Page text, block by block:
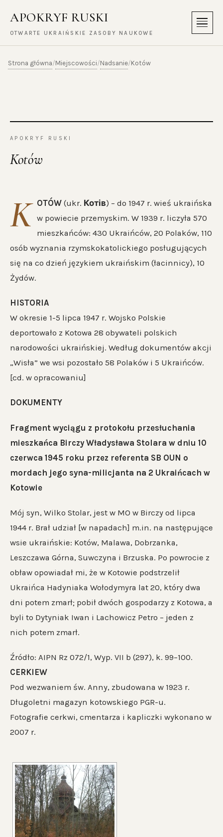
APOKRYF RUSKI
OTWARTE UKRAIŃSKIE ZASOBY NAUKOWE
Menu
Strona główna/Miejscowości/Nadsanie/Kotów
APOKRYF RUSKI
Kotów
K OTÓW (ukr. Котів) – do 1947 r. wieś ukraińska
w powiecie przemyskim. W 1939 r. liczyła 570
mieszkańców: 430 Ukraińców, 20 Polaków, 110
osób wyznania rzymskokatolickiego posługujących
się na co dzień językiem ukraińskim (łacinnicy), 10
Żydów.
HISTORIA
W okresie 1-5 lipca 1947 r. Wojsko Polskie
deportowało z Kotowa 28 obywateli polskich
narodowości ukraińskiej. Według dokumentów akcji
„Wisła” we wsi pozostało 58 Polaków i 5 Ukraińców.
[cd. w opracowaniu]
DOKUMENTY
Fragment wyciągu z protokołu przesłuchania
mieszkańca Birczy Władysława Stolara w dniu 10
czerwca 1945 roku przez referenta SB OUN o
mordach jego syna-milicjanta na 2 Ukraińcach w
Kotowie
Mój syn, Wilko Stolar, jest w MO w Birczy od lipca
1944 r. Brał udział [w napadach] m.in. na następujące
wsie ukraińskie: Kotów, Malawa, Dobrzanka,
Leszczawa Górna, Suwczyna i Brzuska. Po powrocie z
obław opowiadał mi, że w Kotowie podstrzelił
Ukraińca Hadyniaka Wołodymyra lat 20, który dwa
dni potem zmarł; pobił dwóch gospodarzy z Kotowa, a
byli to Dytyniak Iwan i Lachowicz Petro – jeden z
nich potem zmarł.
Źródło: AIPN Rz 072/1, Wyp. VII b (297), k. 99–100.
CERKIEW
Pod wezwaniem św. Anny, zbudowana w 1923 r.
Długoletni magazyn kotowskiego PGR-u.
Fotografie cerkwi, cmentarza i kapliczki wykonano w
2007 r.